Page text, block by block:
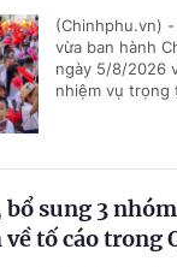
(Chinhphu.vn)
vừa ban hành
ngày 5/8/2026
nhiệm vụ trọng
sung 3
tố cáo trong